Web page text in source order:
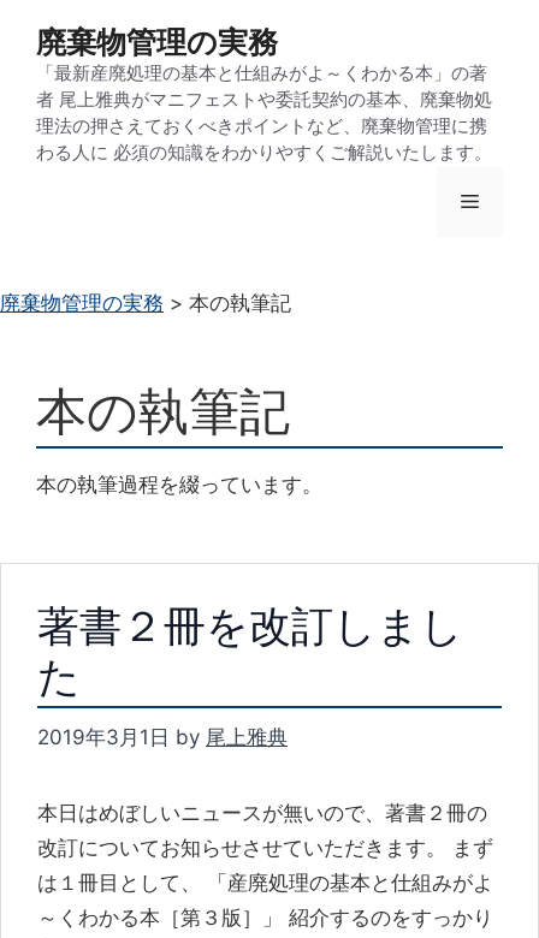
ッ
廃棄物管理の実務
「最新産廃処理の基本と仕組みがよ～くわかる本」の著
者 尾上雅典がマニフェストや委託契約の基本、廃棄物処
理法の押さえておくべきポイントなど、廃棄物管理に携
わる人に 必須の知識をわかりやすくご解説いたします。
メ
廃棄物管理の実務 > 本の執筆記
本の執筆記
本の執筆過程を綴っています。
著書２冊を改訂しまし
た
2019年3月1日 by 尾上雅典
本日はめぼしいニュースが無いので、著書２冊の
改訂についてお知らせさせていただきます。 まず
は１冊目として、 「産廃処理の基本と仕組みがよ
～くわかる本［第３版］」 紹介するのをすっかり